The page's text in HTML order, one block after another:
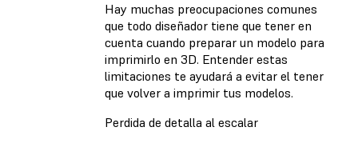
Hay muchas preocupaciones comunes
que todo diseñador tiene que tener en
cuenta cuando preparar un modelo para
imprimirlo en 3D. Entender estas
limitaciones te ayudará a evitar el tener
que volver a imprimir tus modelos.
Perdida de detalla al escalar